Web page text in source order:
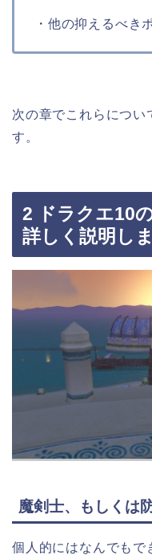
・他の抑えるべき
次の章でこれらについ
す。
2 ドラクエ10
詳しく説明し
魔剣士、もしくは
個人的にはなんでもで